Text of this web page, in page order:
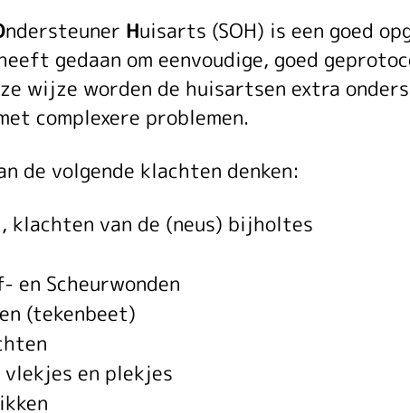
ndersteuner Huisarts (SOH) is een goed
gedaan om eenvoudige, goed
wijze worden de huisartsen extra
complexere problemen.
de volgende klachten denken:
klachten van de (neus) bijholtes
en Scheurwonden
(tekenbeet)
en plekjes